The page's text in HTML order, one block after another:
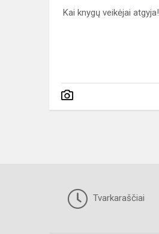
Kai knygų veikėjai atgyja!
Tvarkaraščiai